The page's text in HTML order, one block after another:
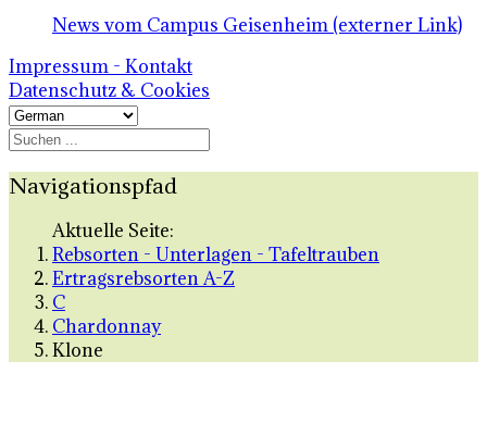
News vom Campus Geisenheim (externer Link)
Impressum - Kontakt
Datenschutz & Cookies
Navigationspfad
Aktuelle Seite:
Rebsorten - Unterlagen - Tafeltrauben
Ertragsrebsorten A-Z
C
Chardonnay
Klone